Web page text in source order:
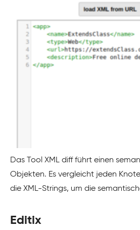
Das Tool XML diff führt einen
Objekten. Es vergleicht jeden
die XML-Strings, um die
Editix